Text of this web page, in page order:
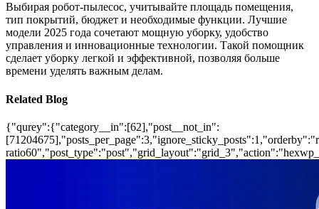
Выбирая робот-пылесос, учитывайте площадь помещения,
тип покрытий, бюджет и необходимые функции. Лучшие
модели 2025 года сочетают мощную уборку, удобство
управления и инновационные технологии. Такой помощник
сделает уборку легкой и эффективной, позволяя больше
времени уделять важным делам.
Related Blog
{"qurey":{"category__in":[62],"post__not_in":